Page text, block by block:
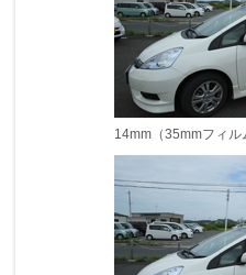
14mm（35mmフィル